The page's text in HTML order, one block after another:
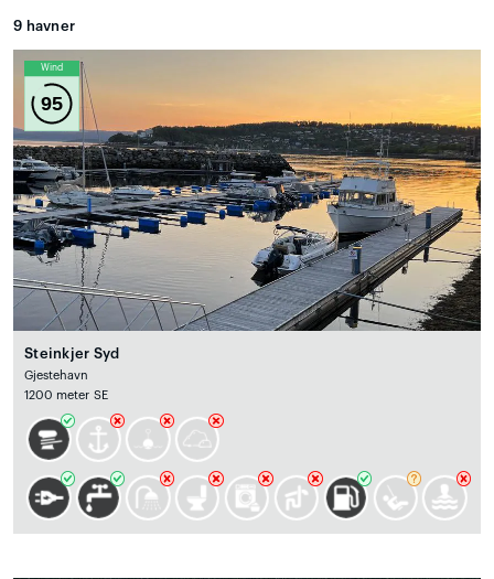
9 havner
Wind
95
Steinkjer Syd
Gjestehavn
1200 meter SE